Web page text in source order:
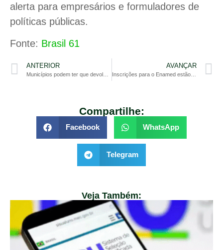
alerta para empresários e formuladores de
políticas públicas.
Fonte: Brasil 61
ANTERIOR AVANÇAR
Inscrições para o Enamed estão abertas; prazo segue até 18 de julho
Compartilhe:
Facebook WhatsApp
Telegram
Veja Também: